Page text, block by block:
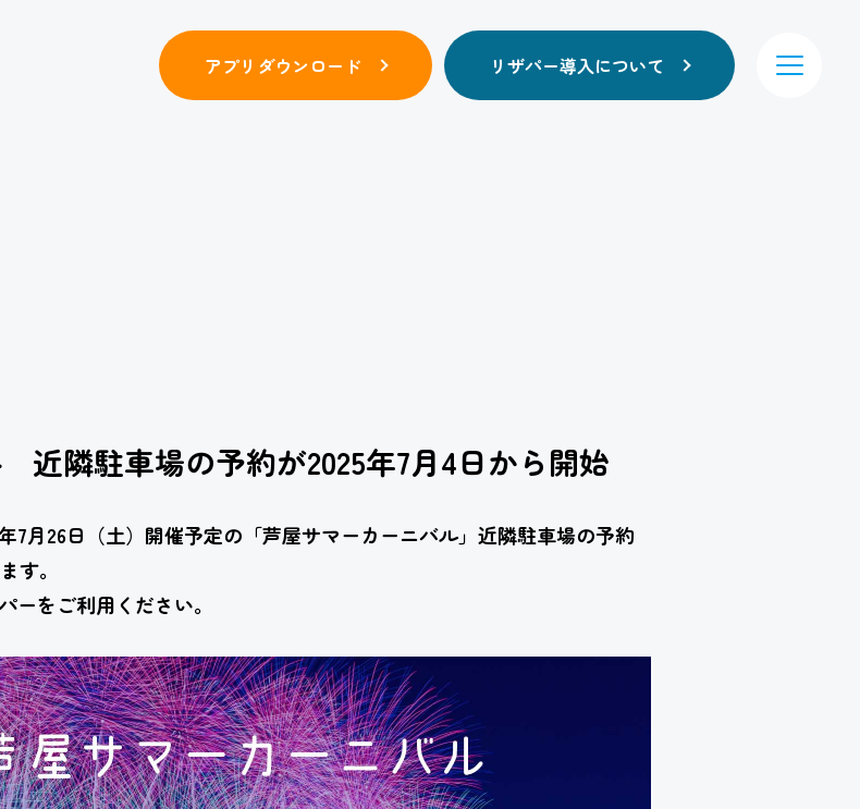
アプリダウンロード リザパー導入について
隣駐車場の予約が2025年7月4日から開始
7月26日（土）開催予定の「芦屋サマーカーニバル」近隣駐車場の予約
す。
ーをご利用ください。